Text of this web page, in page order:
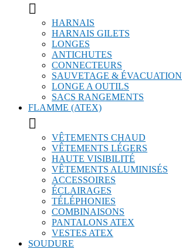

HARNAIS
HARNAIS GILETS
LONGES
ANTICHUTES
CONNECTEURS
SAUVETAGE & ÉVACUATION
LONGE A OUTILS
SACS RANGEMENTS
FLAMME (ATEX)

VÊTEMENTS CHAUD
VÊTEMENTS LÉGERS
HAUTE VISIBILITÉ
VÊTEMENTS ALUMINISÉS
ACCESSOIRES
ÉCLAIRAGES
TÉLÉPHONIES
COMBINAISONS
PANTALONS ATEX
VESTES ATEX
SOUDURE